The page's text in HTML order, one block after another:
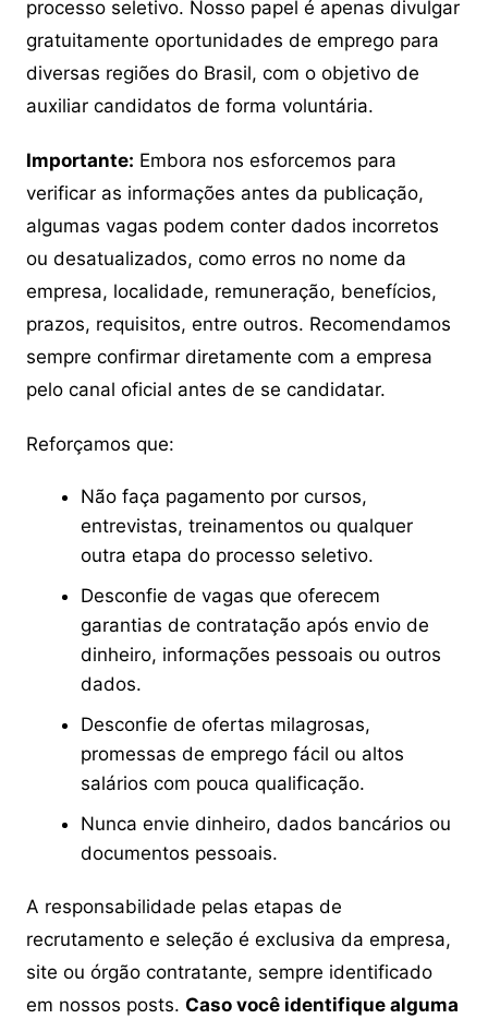
processo seletivo. Nosso papel é apenas divulgar
gratuitamente oportunidades de emprego para
diversas regiões do Brasil, com o objetivo de
auxiliar candidatos de forma voluntária.
Importante: Embora nos esforcemos para
verificar as informações antes da publicação,
algumas vagas podem conter dados incorretos
ou desatualizados, como erros no nome da
empresa, localidade, remuneração, benefícios,
prazos, requisitos, entre outros. Recomendamos
sempre confirmar diretamente com a empresa
pelo canal oficial antes de se candidatar.
Reforçamos que:
Não faça pagamento por cursos,
entrevistas, treinamentos ou qualquer
outra etapa do processo seletivo.
Desconfie de vagas que oferecem
garantias de contratação após envio de
dinheiro, informações pessoais ou outros
dados.
Desconfie de ofertas milagrosas,
promessas de emprego fácil ou altos
salários com pouca qualificação.
Nunca envie dinheiro, dados bancários ou
documentos pessoais.
A responsabilidade pelas etapas de
recrutamento e seleção é exclusiva da empresa,
site ou órgão contratante, sempre identificado
em nossos posts. Caso você identifique alguma